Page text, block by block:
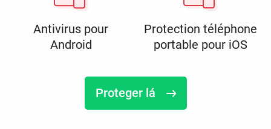
Antivirus pour
Android
Protection téléphone
portable pour iOS
Proteger lá